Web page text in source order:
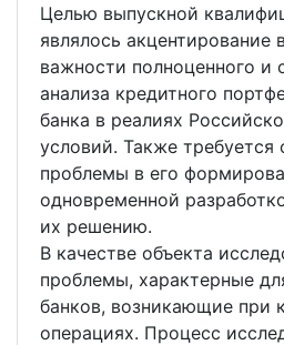
Целью выпускной
являлось акцентирование
важности полноценного и
анализа кредитного
банка в реалиях
условий. Также требуется
проблемы в его
одновременной
их решению.
В качестве объекта
проблемы, характерные
банков, возникающие при
операциях. Процесс